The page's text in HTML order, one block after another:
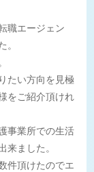
職エージェン
。
たい方向を見極
をご紹介頂けれ
事業所での生活
来ました。
件頂けたのでエ